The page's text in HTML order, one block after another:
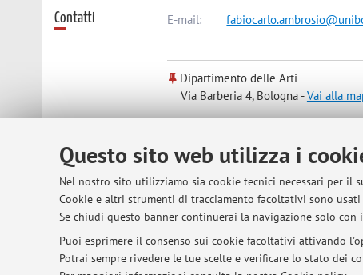
Questo sito web utilizza i
Nel nostro sito utilizziamo sia cookie tecnici necessari per
Cookie e altri strumenti di tracciamento facoltativi sono
Se chiudi questo banner continuerai la navigazione solo con
Puoi esprimere il consenso sui cookie facoltativi attivando
Potrai sempre rivedere le tue scelte e verificare lo stato dei
Contatti E-mail:
Dipartimento delle Arti
Via Barberia 4, Bologna -Vai alla
Orario di ricevimento Students are encouraged to book